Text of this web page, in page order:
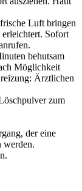
Luft bringen
Sofort
behutsam
Möglichkeit
Ärztlichen
zum
der eine
werden.